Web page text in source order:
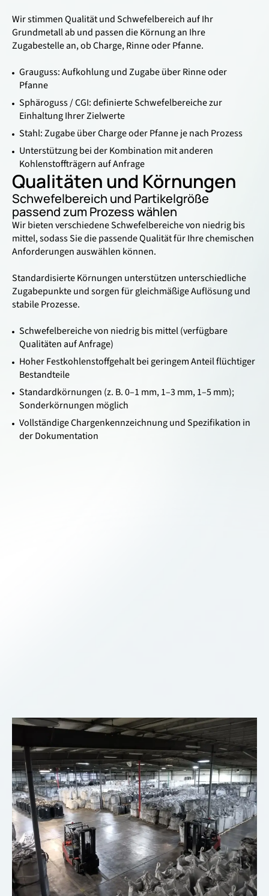
Wir stimmen Qualität und Schwefelbereich auf Ihr
Grundmetall ab und passen die Körnung an Ihre
Zugabestelle an, ob Charge, Rinne oder Pfanne.
Grauguss: Aufkohlung und Zugabe über Rinne oder
Pfanne
Sphäroguss / CGI: definierte Schwefelbereiche zur
Einhaltung Ihrer Zielwerte
Stahl: Zugabe über Charge oder Pfanne je nach Prozess
Unterstützung bei der Kombination mit anderen
Kohlenstoffträgern auf Anfrage
Qualitäten und Körnungen
Schwefelbereich und Partikelgröße
passend zum Prozess wählen
Wir bieten verschiedene Schwefelbereiche von niedrig bis
mittel, sodass Sie die passende Qualität für Ihre chemischen
Anforderungen auswählen können.
Standardisierte Körnungen unterstützen unterschiedliche
Zugabepunkte und sorgen für gleichmäßige Auflösung und
stabile Prozesse.
Schwefelbereiche von niedrig bis mittel (verfügbare
Qualitäten auf Anfrage)
Hoher Festkohlenstoffgehalt bei geringem Anteil flüchtiger
Bestandteile
Standardkörnungen (z. B. 0–1 mm, 1–3 mm, 1–5 mm);
Sonderkörnungen möglich
Vollständige Chargenkennzeichnung und Spezifikation in
der Dokumentation